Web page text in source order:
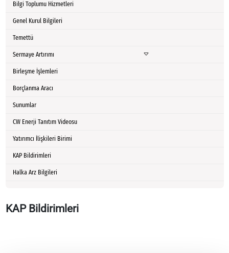
Bilgi Toplumu Hizmetleri
Genel Kurul Bilgileri
Temettü
Sermaye Artırımı
Birleşme İşlemleri
Borçlanma Aracı
Sunumlar
CW Enerji Tanıtım Videosu
Yatırımcı İlişkileri Birimi
KAP Bildirimleri
Halka Arz Bilgileri
KAP Bildirimleri